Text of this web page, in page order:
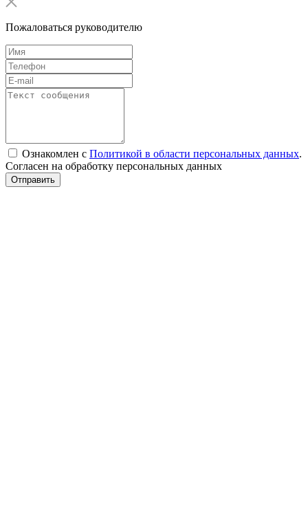
Пожаловаться руководителю
Ознакомлен с Политикой в области персональных данных.
Согласен на обработку персональных данных
Отправить